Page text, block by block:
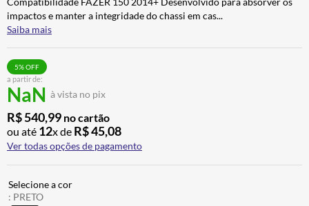
impactos e manter a integridade do chassi em cas...
Saiba mais
a partir de:
NaN à vista no pix
5% OFF
R$540,99 no cartão
ou até 12x de R$45,08
Ver todas opções de pagamento
: PRETO
9º CALÇA